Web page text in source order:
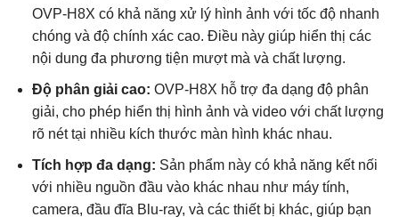
OVP-H8X có khả năng xử lý hình ảnh với tốc độ nhanh
chóng và độ chính xác cao. Điều này giúp hiển thị các
nội dung đa phương tiện mượt mà và chất lượng.
Độ phân giải cao: OVP-H8X hỗ trợ đa dạng độ phân
giải, cho phép hiển thị hình ảnh và video với chất lượng
rõ nét tại nhiều kích thước màn hình khác nhau.
Tích hợp đa dạng: Sản phẩm này có khả năng kết nối
với nhiều nguồn đầu vào khác nhau như máy tính,
camera, đầu đĩa Blu-ray, và các thiết bị khác, giúp bạn